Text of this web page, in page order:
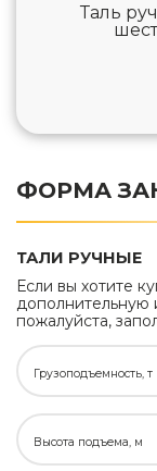
Таль
ФОРМА
ТАЛИ РУЧНЫЕ
Если вы хотите
пожалуйста,
Грузоподъемность, т
Высота подъема, м